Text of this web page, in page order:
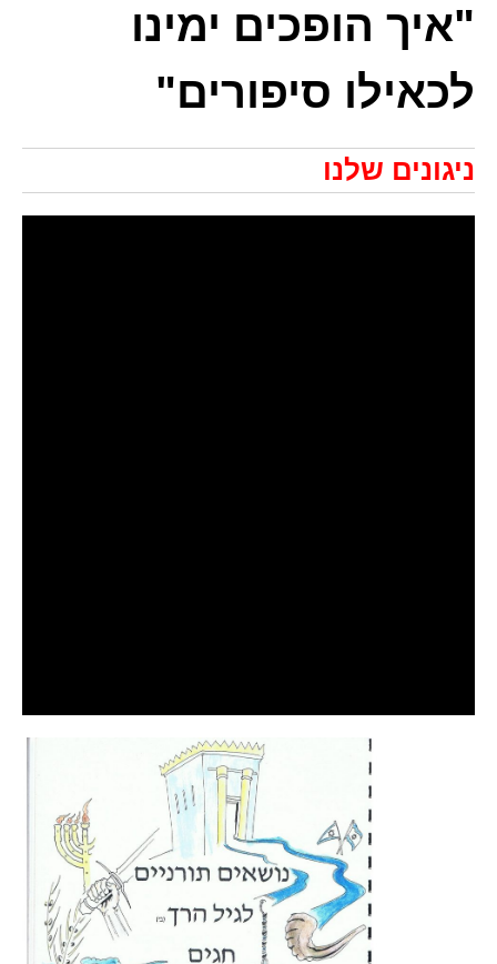
"איך הופכים ימינו
לכאילו סיפורים"
ניגונים שלנו